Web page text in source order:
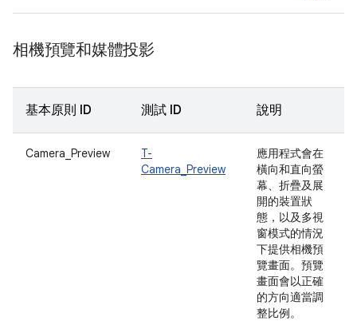
相機預覽和媒體投影
基本原則 ID 測試 ID 說明
Camera_Preview
T-
Camera_Preview
應用程式會在
橫向和直向螢
幕、折疊及展
開的裝置狀
態，以及多視
窗模式的情況
下提供相機預
覽畫面。預覽
畫面會以正確
的方向適當調
整比例。